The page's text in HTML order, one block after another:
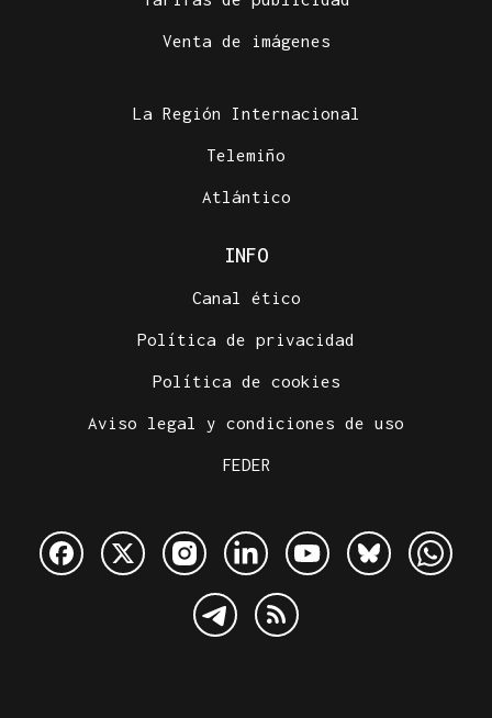
Venta de imágenes
La Región Internacional
Telemiño
Atlántico
INFO
Canal ético
Política de privacidad
Política de cookies
Aviso legal y condiciones de uso
FEDER